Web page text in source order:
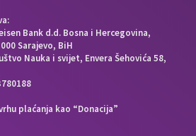
Bank d.d. Bosna i Hercegovina,
Sarajevo, BiH
Nauka i svijet, Envera Šehovića 58,
plaćanja kao “Donacija”